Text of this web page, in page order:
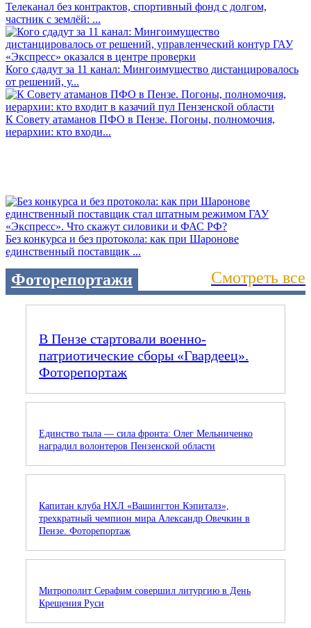
Телеканал без контрактов, спортивный фонд с долгом,
частник с землёй: ...
Кого сдадут за 11 канал: Мингоимущество дистанцировалось
от решений, у...
К Совету атаманов ПФО в Пензе. Погоны, полномочия,
иерархии: кто входи...
Без конкурса и без протокола: как при Шаронове
единственный поставщик ...
Фоторепортажи Смотреть все
В Пензе стартовали военно-
патриотические сборы «Гвардеец».
Фоторепортаж
Единство тыла — сила фронта: Олег Мельниченко
наградил волонтеров Пензенской области
Капитан клуба НХЛ «Вашингтон Кэпиталз»,
трехкратный чемпион мира Александр Овечкин в
Пензе. Фоторепортаж
Митрополит Серафим совершил литургию в День
Крещения Руси